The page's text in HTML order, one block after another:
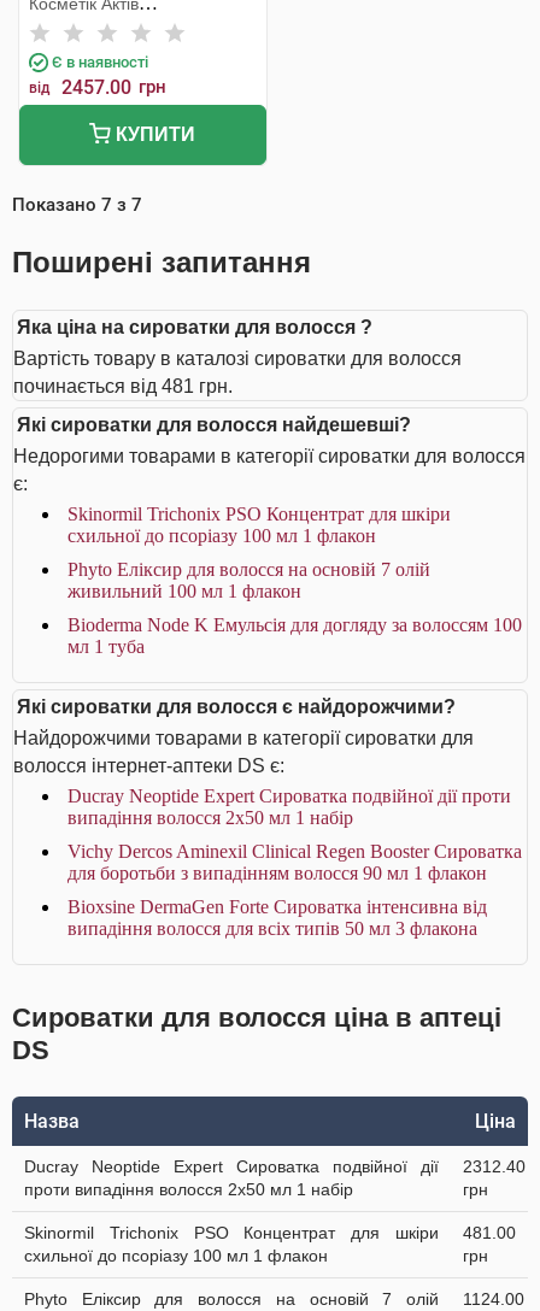
Інтернаціональ
Є в наявності
від 2457.00 грн
КУПИТИ
Показано 7 з 7
Поширені запитання
Яка ціна на сироватки для волосся ?
Вартість товару в каталозі сироватки для волосся
починається від 481 грн.
Які сироватки для волосся найдешевші?
Недорогими товарами в категорії сироватки для волосся
є:
Skinormil Trichonix РSО Концентрат для шкіри
схильної до псоріазу 100 мл 1 флакон
Phyto Еліксир для волосся на основій 7 олій
живильний 100 мл 1 флакон
Bioderma Node K Емульсія для догляду за волоссям 100
мл 1 туба
Які сироватки для волосся є найдорожчими?
Найдорожчими товарами в категорії сироватки для
волосся інтернет-аптеки DS є:
Ducray Neoptide Expert Сироватка подвійної дії проти
випадіння волосся 2x50 мл 1 набір
Vichy Dercos Aminexil Clinical Regen Booster Сироватка
для боротьби з випадінням волосся 90 мл 1 флакон
Bioxsine DermaGen Forte Сироватка інтенсивна від
випадіння волосся для всіх типів 50 мл 3 флакона
Сироватки для волосся ціна в аптеці
DS
Назва Ціна
Ducray Neoptide Expert Сироватка подвійної дії
проти випадіння волосся 2x50 мл 1 набір
2312.40
грн
Skinormil Trichonix РSО Концентрат для шкіри
схильної до псоріазу 100 мл 1 флакон
481.00
грн
Phyto Еліксир для волосся на основій 7 олій
1124.00